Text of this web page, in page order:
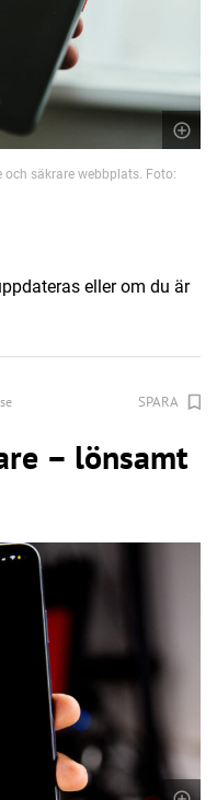
och säkrare webbplats. Foto:
eller om du är
SPARA
– lönsamt